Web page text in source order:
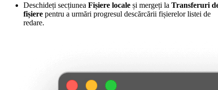
Deschideți secțiunea Fișiere locale și mergeți la Transferuri
fișiere pentru a urmări progresul descărcării fișierelor listei de
redare.